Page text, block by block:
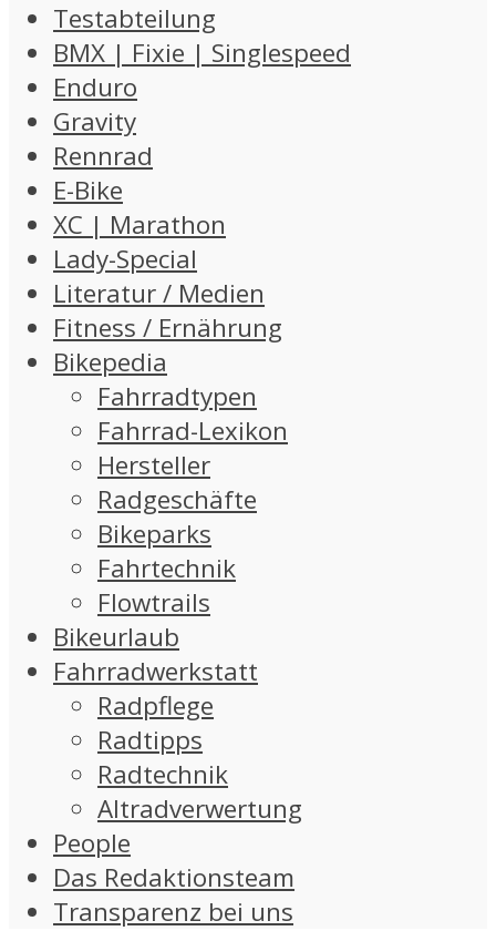
Testabteilung
BMX | Fixie | Singlespeed
Enduro
Gravity
Rennrad
E-Bike
XC | Marathon
Lady-Special
Literatur / Medien
Fitness / Ernährung
Bikepedia
Fahrradtypen
Fahrrad-Lexikon
Hersteller
Radgeschäfte
Bikeparks
Fahrtechnik
Flowtrails
Bikeurlaub
Fahrradwerkstatt
Radpflege
Radtipps
Radtechnik
Altradverwertung
People
Das Redaktionsteam
Transparenz bei uns